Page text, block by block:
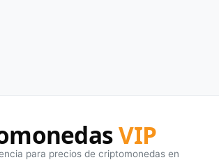
VIP
para precios de criptomonedas en